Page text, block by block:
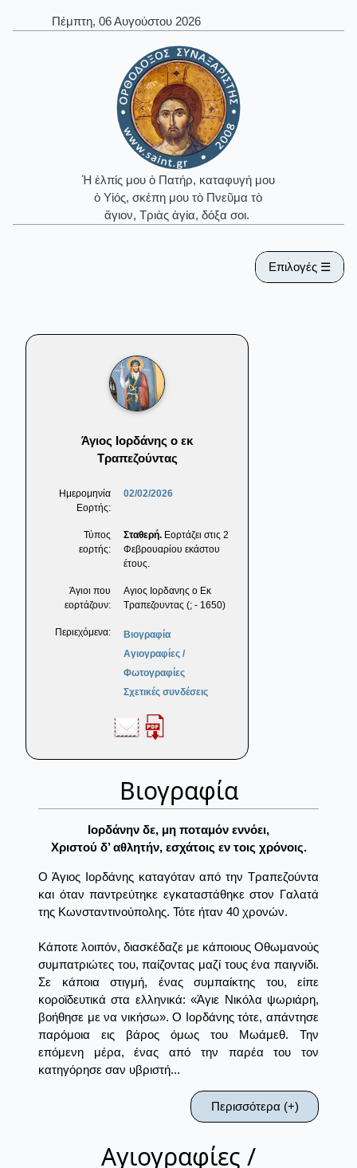
Πέμπτη, 06 Αυγούστου 2026
Ἡ ἐλπίς μου ὁ Πατήρ, καταφυγή μου
ὁ Υἱός, σκέπη μου τὸ Πνεῦμα τὸ
ἅγιον, Τριὰς ἁγία, δόξα σοι.
Επιλογές ☰
Άγιος Ιορδάνης ο εκ
Τραπεζούντας
Ημερομηνία
Εορτής:
02/02/2026
Τύπος
εορτής:
Σταθερή. Εορτάζει στις 2
Φεβρουαρίου εκάστου
έτους.
Άγιοι που
εορτάζουν:
Αγιος Ιορδανης ο Εκ
Τραπεζουντας (; - 1650)
Περιεχόμενα:
Βιογραφία
Αγιογραφίες /
Φωτογραφίες
Σχετικές συνδέσεις
Βιογραφία
Iορδάνην δε, μη ποταμόν εννόει,
Xριστού δ’ αθλητήν, εσχάτοις εν τοις χρόνοις.
Ο Άγιος Ιορδάνης καταγόταν από την Τραπεζούντα
και όταν παντρεύτηκε εγκαταστάθηκε στον Γαλατά
της Κωνσταντινούπολης. Τότε ήταν 40 χρονών.
Κάποτε λοιπόν, διασκέδαζε με κάποιους Οθωμανούς
συμπατριώτες του, παίζοντας μαζί τους ένα παιγνίδι.
Σε κάποια στιγμή, ένας συμπαίκτης του, είπε
κοροϊδευτικά στα ελληνικά: «Άγιε Νικόλα ψωριάρη,
βοήθησε με να νικήσω». Ο Ιορδάνης τότε, απάντησε
παρόμοια εις βάρος όμως του Μωάμεθ. Την
επόμενη μέρα, ένας από την παρέα του τον
κατηγόρησε σαν υβριστή...
Περισσότερα (+)
Αγιογραφίες /